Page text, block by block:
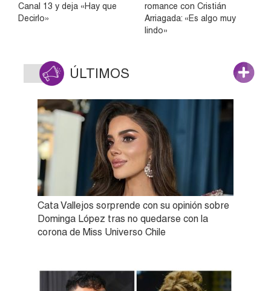
Canal 13 y deja «Hay que
Decirlo»
romance con Cristián
Arriagada: «Es algo muy
lindo»
ÚLTIMOS
Cata Vallejos sorprende con su opinión sobre
Dominga López tras no quedarse con la
corona de Miss Universo Chile